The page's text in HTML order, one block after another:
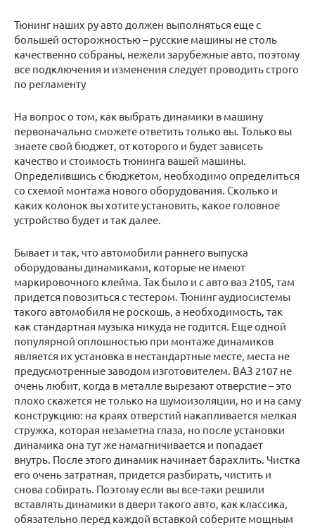
Тюнинг наших ру авто должен выполняться еще с
большей осторожностью – русские машины не столь
качественно собраны, нежели зарубежные авто, поэтому
все подключения и изменения следует проводить строго
по регламенту
На вопрос о том, как выбрать динамики в машину
первоначально сможете ответить только вы. Только вы
знаете свой бюджет, от которого и будет зависеть
качество и стоимость тюнинга вашей машины.
Определившись с бюджетом, необходимо определиться
со схемой монтажа нового оборудования. Сколько и
каких колонок вы хотите установить, какое головное
устройство будет и так далее.
Бывает и так, что автомобили раннего выпуска
оборудованы динамиками, которые не имеют
маркировочного клейма. Так было и с авто ваз 2105, там
придется повозиться с тестером. Тюнинг аудиосистемы
такого автомобиля не роскошь, а необходимость, так
как стандартная музыка никуда не годится. Еще одной
популярной оплошностью при монтаже динамиков
является их установка в нестандартные месте, места не
предусмотренные заводом изготовителем. ВАЗ 2107 не
очень любит, когда в металле вырезают отверстие – это
плохо скажется не только на шумоизоляции, но и на саму
конструкцию: на краях отверстий накапливается мелкая
стружка, которая незаметна глаза, но после установки
динамика она тут же намагничивается и попадает
внутрь. После этого динамик начинает барахлить. Чистка
его очень затратная, придется разбирать, чистить и
снова собирать. Поэтому если вы все-таки решили
вставлять динамики в двери такого авто, как классика,
обязательно перед каждой вставкой соберите мощным